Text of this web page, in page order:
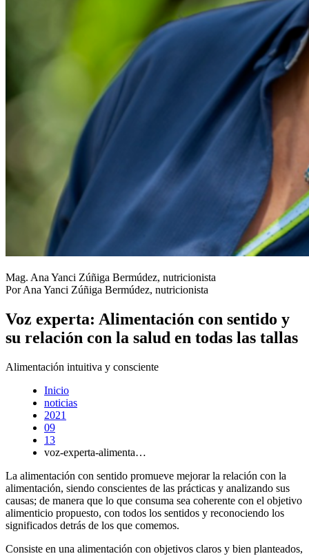
Mag. Ana Yanci Zúñiga Bermúdez, nutricionista
Por Ana Yanci Zúñiga Bermúdez, nutricionista
Voz experta: Alimentación con sentido y
su relación con la salud en todas las tallas
Alimentación intuitiva y consciente
Inicio
noticias
2021
09
13
voz-experta-alimenta…
La alimentación con sentido promueve mejorar la relación con la
alimentación, siendo conscientes de las prácticas y analizando sus
causas; de manera que lo que consuma sea coherente con el objetivo
alimenticio propuesto, con todos los sentidos y reconociendo los
significados detrás de los que comemos.
Consiste en una alimentación con objetivos claros y bien planteados,